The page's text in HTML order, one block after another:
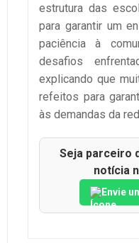
estrutura das
para garantir um
paciência à
desafios
explicando que
refeitos para
às demandas da
Seja parceiro
notícia
Envie